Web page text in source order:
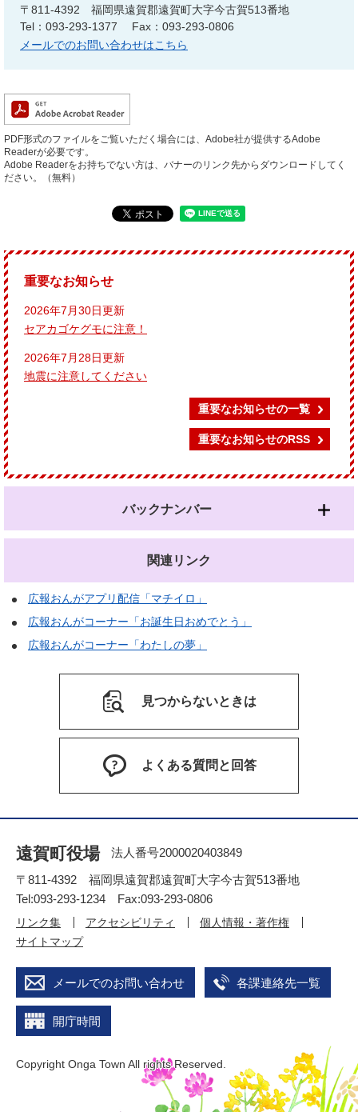
〒811-4392
福岡県遠賀郡遠賀町大字今古賀513番地
Tel：093-293-1377
Fax：093-293-0806
メールでのお問い合わせはこちら
PDF形式のファイルをご覧いただく場合には、Adobe社が提供するAdobe
Readerが必要です。
Adobe Readerをお持ちでない方は、バナーのリンク先からダウンロードしてく
ださい。（無料）
重要なお知らせ
2026年7月30日更新
セアカゴケグモに注意！
2026年7月28日更新
地震に注意してください
重要なお知らせの一覧
重要なお知らせのRSS
バックナンバー
関連リンク
広報おんがアプリ配信「マチイロ」
広報おんがコーナー「お誕生日おめでとう」
広報おんがコーナー「わたしの夢」
見つからないときは
よくある質問と回答
遠賀町役場
法人番号2000020403849
〒811-4392 福岡県遠賀郡遠賀町大字今古賀513番地
Tel:093-293-1234 Fax:093-293-0806
リンク集 アクセシビリティ
個人情報・著作権
サイトマップ
メールでのお問い合わせ 各課連絡先一覧
開庁時間
Copyright Onga Town All rights Reserved.